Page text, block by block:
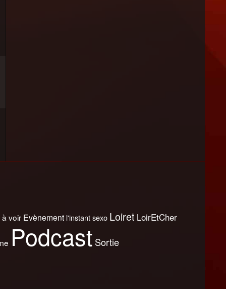
voir Evènement l'instant sexo Loiret LoirEtCher
Podcast Sortie